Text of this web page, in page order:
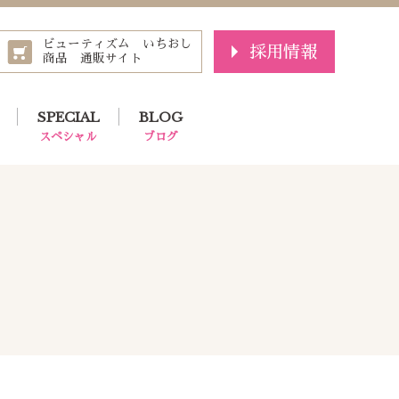
ビューティズム いちおし
商品 通販サイト
採用情報
SPECIAL
スペシャル
BLOG
ブログ